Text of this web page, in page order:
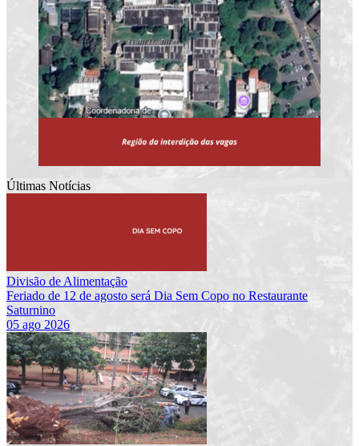
Últimas Notícias
Divisão de Alimentação
Feriado de 12 de agosto será Dia Sem Copo no Restaurante
Saturnino
05 ago 2026